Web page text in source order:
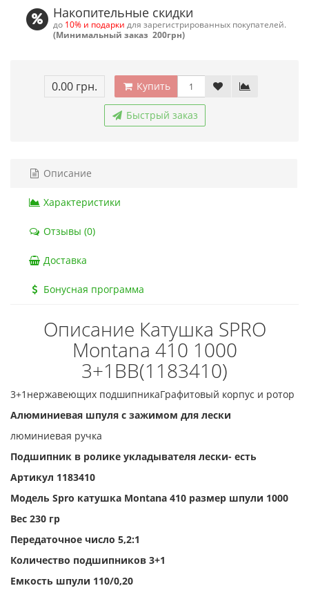
Накопительные скидки
до 10% и подарки для зарегистрированных покупателей.
(Минимальный заказ 200грн)
0.00 грн. Купить
Быстрый заказ
Описание
Характеристики
Отзывы (0)
Доставка
Бонусная программа
Описание Катушка SPRO
Montana 410 1000
3+1ВВ(1183410)
3+1нержавеющих подшипникаГрафитовый корпус и ротор
Алюминиевая шпуля с зажимом для лески
люминиевая ручка
Подшипник в ролике укладывателя лески- есть
Артикул 1183410
Модель Spro катушка Montana 410 размер шпули 1000
Вес 230 гр
Передаточное число 5,2:1
Количество подшипников 3+1
Емкость шпули 110/0,20